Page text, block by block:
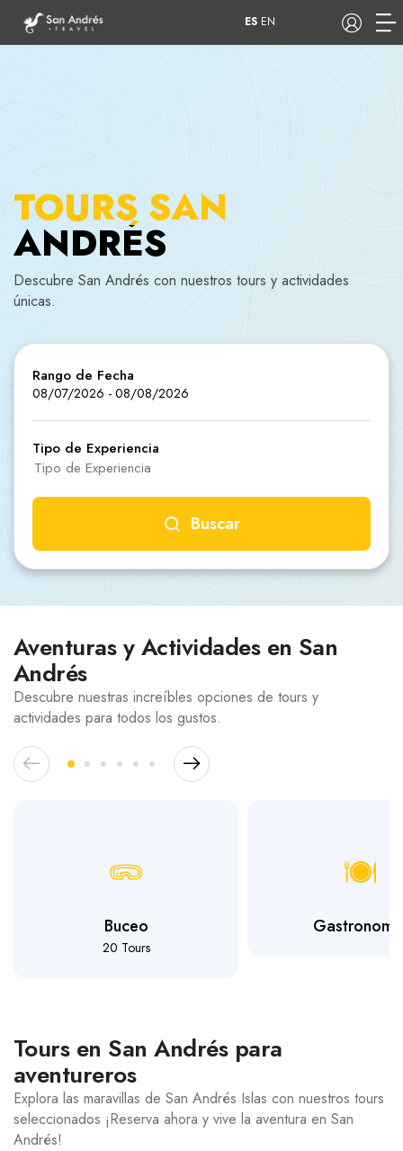
Carros Ayuda
Guía de turismo Nosotros
Paquetes
ES EN
TOURS SAN
ANDRÉS
Descubre San Andrés con nuestros tours y actividades
únicas.
Rango de Fecha
08/07/2026 - 08/08/2026
Tipo de Experiencia
Cultura
Ecologico
Buscar
Aventuras y Actividades en San
Andrés
Descubre nuestras increíbles opciones de tours y
actividades para todos los gustos.
Buceo
20 Tours
Tours en San Andrés para
aventureros
Explora las maravillas de San Andrés Islas con nuestros tours
seleccionados ¡Reserva ahora y vive la aventura en San
Andrés!